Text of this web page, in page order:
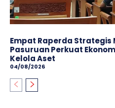
Empat Raperda Strategis
Pasuruan Perkuat
Kelola Aset
04/08/2026